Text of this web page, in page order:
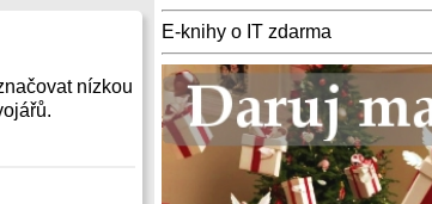
E-knihy o IT zdarma
nízkou